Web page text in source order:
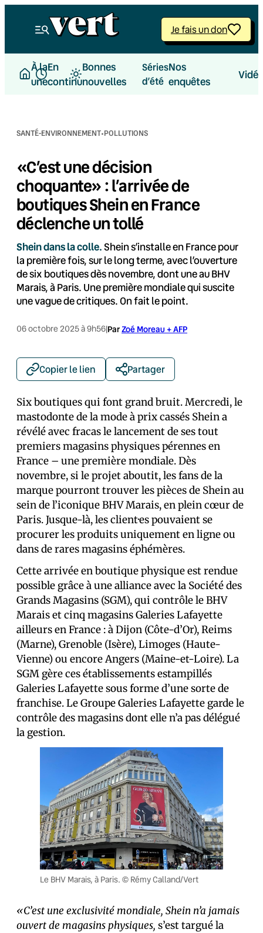
Je fais un don
À la
une
En
continu
Bonnes
nouvelles
Séries
d’été
Nos
enquêtes
SANTÉ-ENVIRONNEMENT·POLLUTIONS
«C’est une décision
choquante» : l’arrivée de
boutiques Shein en France
déclenche un tollé
Shein dans la colle.Shein s’installe en France pour
la première fois, sur le long terme, avec l’ouverture
de six boutiques dès novembre, dont une au BHV
Marais, à Paris. Une première mondiale qui suscite
une vague de critiques. On fait le point.
06 octobre 2025 à 9h56|ParZoé Moreau + AFP
Copier le lien Partager
Six boutiques qui font grand bruit. Mercredi, le
mastodonte de la mode à prix cassés Shein a
révélé avec fracas le lancement de ses tout
premiers magasins physiques pérennes en
France – une première mondiale. Dès
novembre, si le projet aboutit, les fans de la
marque pourront trouver les pièces de Shein au
sein de l’iconique BHV Marais, en plein cœur de
Paris. Jusque-là, les client·es pouvaient se
procurer les produits uniquement en ligne ou
dans de rares magasins éphémères.
Cette arrivée en boutique physique est rendue
possible grâce à une alliance avec la Société des
Grands Magasins (SGM), qui contrôle le BHV
Marais et cinq magasins Galeries Lafayette
ailleurs en France : à Dijon (Côte-d’Or), Reims
(Marne), Grenoble (Isère), Limoges (Haute-
Vienne) ou encore Angers (Maine-et-Loire). La
SGM gère ces établissements estampillés
Galeries Lafayette sous forme d’une sorte de
franchise. Le Groupe Galeries Lafayette garde le
contrôle des magasins dont elle n’a pas délégué
la gestion.
Le BHV Marais, à Paris. © Rémy Calland/Vert
«C’est une exclusivité mondiale, Shein n’a jamais
ouvert de magasins physiques, s’est targué la